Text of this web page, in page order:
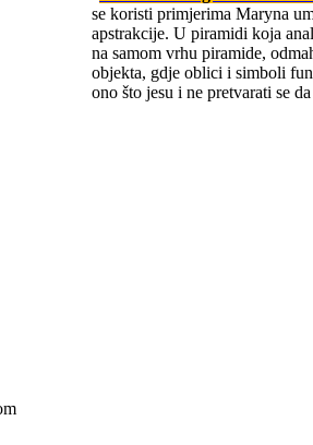
se koristi primjerima Maryna
apstrakcije. U piramidi koja
na samom vrhu piramide,
objekta, gdje oblici i simboli
ono što jesu i ne pretvarati se